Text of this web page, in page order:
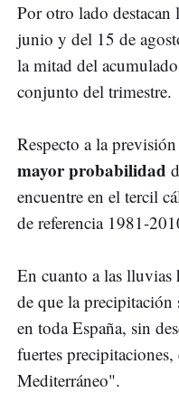
Por otro lado destacan
junio y del 15 de
la mitad del
conjunto del trimestre.
Respecto a la
mayor probabilidad
encuentre en el tercil
de referencia 1981-
En cuanto a las
de que la precipitación
en toda España, sin
fuertes
Mediterráneo".